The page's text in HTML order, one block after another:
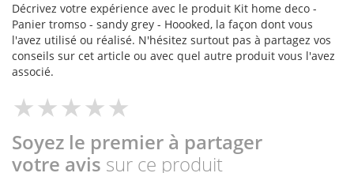
Décrivez votre expérience avec le produit Kit home deco -
Panier tromso - sandy grey - Hoooked, la façon dont vous
l'avez utilisé ou réalisé. N'hésitez surtout pas à partagez vos
conseils sur cet article ou avec quel autre produit vous l'avez
associé.
Soyez le premier à partager
votre avis sur ce produit